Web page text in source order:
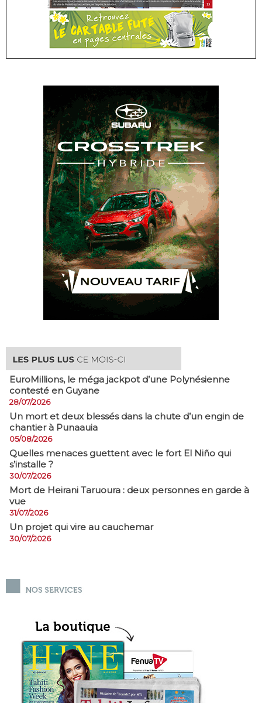
EuroMillions, ​le méga jackpot d’une Polynésienne
contesté en Guyane
28/07/2026
​Un mort et deux blessés dans la chute d’un engin de
chantier à Punaauia
05/08/2026
Quelles menaces guettent avec le fort El Niño qui
s’installe ?
30/07/2026
Mort de Heirani Taruoura : deux personnes en garde à
vue
31/07/2026
Un projet qui vire au cauchemar
30/07/2026